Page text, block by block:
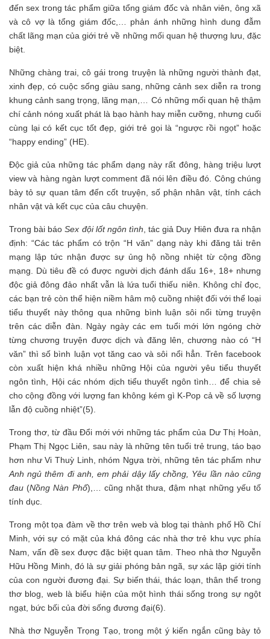
đến sex trong tác phẩm giữa tổng giám đốc và nhân viên, ông xã
và cô vợ là tổng giám đốc,… phản ánh những hình dung đẫm
chất lãng mạn của giới trẻ về những mối quan hệ thượng lưu, đặc
biệt.
Những chàng trai, cô gái trong truyện là những người thành đạt,
xinh đẹp, có cuộc sống giàu sang, những cảnh sex diễn ra trong
khung cảnh sang trọng, lãng mạn,… Có những mối quan hệ thậm
chí cảnh nóng xuất phát là bạo hành hay miễn cưỡng, nhưng cuối
cùng lại có kết cục tốt đẹp, giới trẻ gọi là “ngược rồi ngọt” hoặc
“happy ending” (HE).
Độc giả của những tác phẩm dạng này rất đông, hàng triệu lượt
view và hàng ngàn lượt comment đã nói lên điều đó. Công chúng
bày tỏ sự quan tâm đến cốt truyện, số phận nhân vật, tính cách
nhân vật và kết cục của câu chuyện.
Trong bài báoSex đội lốt ngôn tình, tác giả Duy Hiên đưa ra nhận
định: “Các tác phẩm có trộn “H văn” dạng này khi đăng tải trên
mạng lập tức nhận được sự ủng hộ nồng nhiệt từ cộng đồng
mạng. Dù tiêu đề có được người dịch đánh dấu 16+, 18+ nhưng
độc giả đông đảo nhất vẫn là lứa tuổi thiếu niên. Không chỉ đọc,
các bạn trẻ còn thể hiện niềm hâm mộ cuồng nhiệt đối với thể loại
tiểu thuyết này thông qua những bình luận sôi nổi từng truyện
trên các diễn đàn. Ngày ngày các em tuổi mới lớn ngóng chờ
từng chương truyện được dịch và đăng lên, chương nào có “H
văn” thì số bình luận vọt tăng cao và sôi nổi hẳn. Trên facebook
còn xuất hiện khá nhiều những Hội của người yêu tiểu thuyết
ngôn tình, Hội các nhóm dịch tiểu thuyết ngôn tình… để chia sẻ
cho cộng đồng với lượng fan không kém gì K-Pop cả về số lượng
lẫn độ cuồng nhiệt”(5).
Trong thơ, từ đầu Đổi mới với những tác phẩm của Dư Thị Hoàn,
Phạm Thị Ngọc Liên, sau này là những tên tuổi trẻ trung, táo bạo
hơn như Vi Thuỳ Linh, nhóm Ngựa trời, những tên tác phẩm như
Anh ngủ thêm đi anh, em phải dậy lấy chồng, Yêu lần nào cũng
đau (Nồng Nàn Phố),… cũng nhặt thưa, đậm nhạt những yếu tố
tính dục.
Trong một tọa đàm về thơ trên web và blog tại thành phố Hồ Chí
Minh, với sự có mặt của khá đông các nhà thơ trẻ khu vực phía
Nam, vấn đề sex được đặc biệt quan tâm. Theo nhà thơ Nguyễn
Hữu Hồng Minh, đó là sự giải phóng bản ngã, sự xác lập giới tính
của con người đương đại. Sự biến thái, thác loạn, thân thể trong
thơ blog, web là biểu hiện của một hình thái sống trong sự ngột
ngạt, bức bối của đời sống đương đại(6).
Nhà thơ Nguyễn Trọng Tạo, trong một ý kiến ngắn cũng bày tỏ